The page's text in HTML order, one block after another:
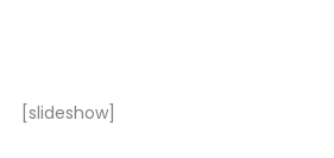
[slideshow]